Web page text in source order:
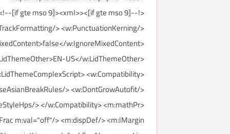
Name="Medium Shading 1 Accent 2"/> <w:LsdException Locked="false" Priority="64" SemiHidden="false" UnhideWhenUsed="false" Name="Medium Shading 2 Accent 2"/> <w:LsdException Locked="false" Priority="65" SemiHidden="false" UnhideWhenUsed="false" Name="Medium List 1 Accent 2"/> <w:LsdException Locked="false" Priority="66" SemiHidden="false" UnhideWhenUsed="false" Name="Medium List 2 Accent 2"/> <w:LsdException Locked="false" Priority="67" SemiHidden="false" UnhideWhenUsed="false" Name="Medium Grid 1 Accent 2"/> <w:LsdException Locked="false" Priority="68" SemiHidden="false" UnhideWhenUsed="false" Name="Medium Grid 2 Accent 2"/> <w:LsdException Locked="false" Priority="69" SemiHidden="false" UnhideWhenUsed="false" Name="Medium Grid 3 Accent 2"/> <w:LsdException Locked="false" Priority="70" SemiHidden="false" UnhideWhenUsed="false" Name="Dark List Accent 2"/> <w:LsdException Locked="false" Priority="71" SemiHidden="false" UnhideWhenUsed="false" Name="Colorful Shading Accent 2"/> <w:LsdException Locked="false" Priority="72" SemiHidden="false" UnhideWhenUsed="false" Name="Colorful List Accent 2"/> <w:LsdException Locked="false" Priority="73" SemiHidden="false" UnhideWhenUsed="false" Name="Colorful Grid Accent 2"/> <w:LsdException Locked="false" Priority="60" SemiHidden="false" UnhideWhenUsed="false" Name="Light Shading Accent 3"/> <w:LsdException Locked="false" Priority="61" SemiHidden="false" UnhideWhenUsed="false" Name="Light List Accent 3"/> <w:LsdException Locked="false" Priority="62" SemiHidden="false" UnhideWhenUsed="false" Name="Light Grid Accent 3"/> <w:LsdException Locked="false" Priority="63" SemiHidden="false" UnhideWhenUsed="false" Name="Medium Shading 1 Accent 3"/> <w:LsdException Locked="false" Priority="64" SemiHidden="f